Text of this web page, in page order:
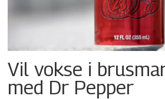
Vil vokse i
med Dr Pepper